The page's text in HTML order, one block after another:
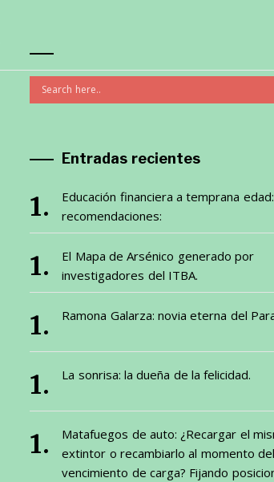
Entradas recientes
Educación financiera a temprana
recomendaciones:
El Mapa de Arsénico generado por
investigadores del ITBA.
Ramona Galarza: novia eterna del
La sonrisa: la dueña de la felicidad.
Matafuegos de auto: ¿Recargar el
extintor o recambiarlo al momento del
vencimiento de carga? Fijando